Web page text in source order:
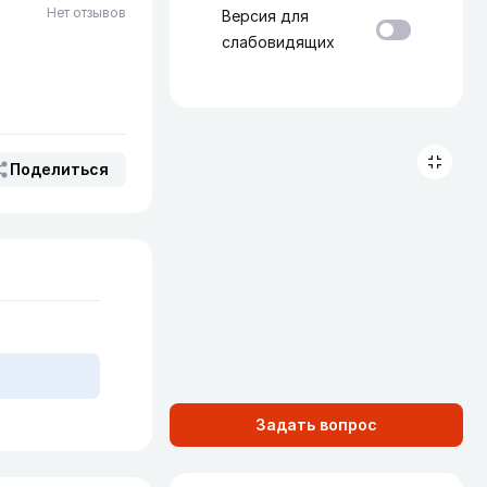
Поделиться
Нет отзывов
Версия для
слабовидящих
Задать вопрос